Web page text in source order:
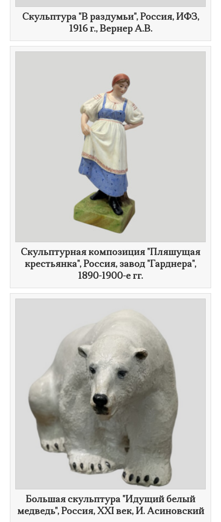
Скульптура "В раздумьи", Россия, ИФЗ,
1916 г., Вернер А.В.
Скульптурная композиция "Пляшущая
крестьянка", Россия, завод "Гарднера",
1890-1900-е гг.
Большая скульптура "​Идущий белый
медведь", Россия, XXI век, И. Асиновский